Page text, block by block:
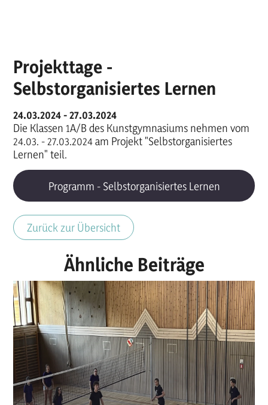
Projekttage -
Selbstorganisiertes Lernen
24.03.2024 - 27.03.2024
Die Klassen 1A/B des Kunstgymnasiums nehmen vom
24.03. - 27.03.2024 am Projekt "Selbstorganisiertes
Lernen" teil.
Programm - Selbstorganisiertes Lernen
Zurück zur Übersicht
Ähnliche Beiträge